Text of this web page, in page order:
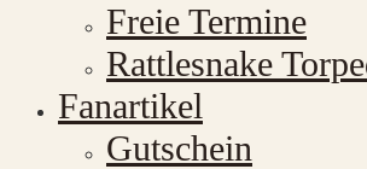
Freie Termine
Rattlesnake
Fanartikel
Gutschein